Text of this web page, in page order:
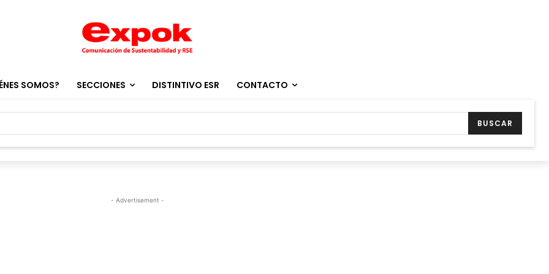
SOMOS? SECCIONES DISTINTIVO ESR CONTACTO
BUSCAR
- Advertisement -